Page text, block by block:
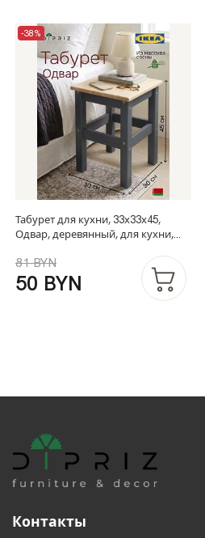
-38%
Табурет для кухни, 33х33х45,
Одвар, деревянный, для кухни,
81 BYN
50 BYN
Контакты